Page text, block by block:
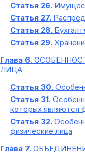
Статья 26.
Статья 27.
Статья 28.
Статья 29.
Глава 6.
ЛИЦА
Статья 30.
Статья 31.
которых являются
Статья 32.
физические лица
Глава 7.